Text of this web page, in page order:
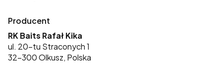
Producent
RK Baits Rafał Kika
ul. 20-tu Straconych 1
32-300 Olkusz, Polska